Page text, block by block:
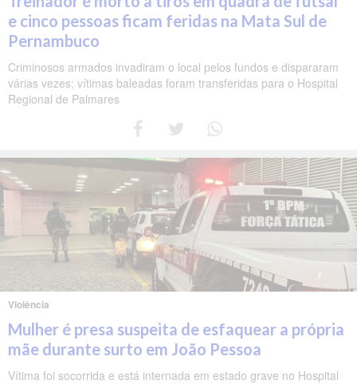
e cinco pessoas ficam feridas na Mata Sul de
Pernambuco
Criminosos armados invadiram o local pelos fundos e dispararam
várias vezes; vítimas baleadas foram transferidas para o Hospital
Regional de Palmares
Violência
Mulher é presa suspeita de esfaquear a própria
mãe durante surto em João Pessoa
Vítima foi socorrida e está internada em estado grave no Hospital